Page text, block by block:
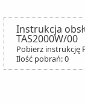
Instrukcja
TAS2000W/00
Pobierz instrukcję
Ilość pobrań: 0